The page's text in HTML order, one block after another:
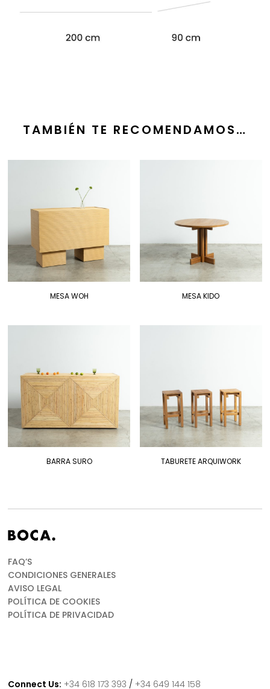
TAMBIÉN TE RECOMENDAMOS…
MESA WOH MESA KIDO
BARRA SURO TABURETE ARQUIWORK
FAQ’S
CONDICIONES GENERALES
AVISO LEGAL
POLÍTICA DE COOKIES
POLÍTICA DE PRIVACIDAD
Connect Us: +34 618 173 393 / +34 649 144 158